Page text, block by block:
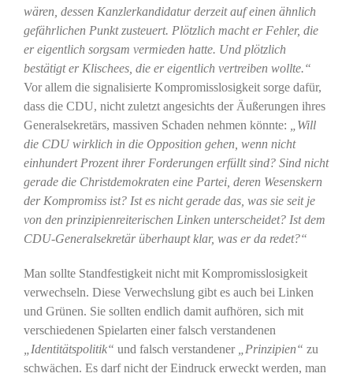
wären, dessen Kanzlerkandidatur derzeit auf einen ähnlich
gefährlichen Punkt zusteuert. Plötzlich macht er Fehler, die
er eigentlich sorgsam vermieden hatte. Und plötzlich
bestätigt er Klischees, die er eigentlich vertreiben wollte.“
Vor allem die signalisierte Kompromisslosigkeit sorge dafür,
dass die CDU, nicht zuletzt angesichts der Äußerungen ihres
Generalsekretärs, massiven Schaden nehmen könnte:
„Will
die CDU wirklich in die Opposition gehen, wenn nicht
einhundert Prozent ihrer Forderungen erfüllt sind? Sind nicht
gerade die Christdemokraten eine Partei, deren Wesenskern
der Kompromiss ist? Ist es nicht gerade das, was sie seit je
von den prinzipienreiterischen Linken unterscheidet? Ist dem
CDU-Generalsekretär überhaupt klar, was er da redet?“
Man sollte Standfestigkeit nicht mit Kompromisslosigkeit
verwechseln. Diese Verwechslung gibt es auch bei Linken
und Grünen. Sie sollten endlich damit aufhören, sich mit
verschiedenen Spielarten einer falsch verstandenen
„Identitätspolitik“ und falsch verstandener „Prinzipien“ zu
schwächen. Es darf nicht der Eindruck erweckt werden, man